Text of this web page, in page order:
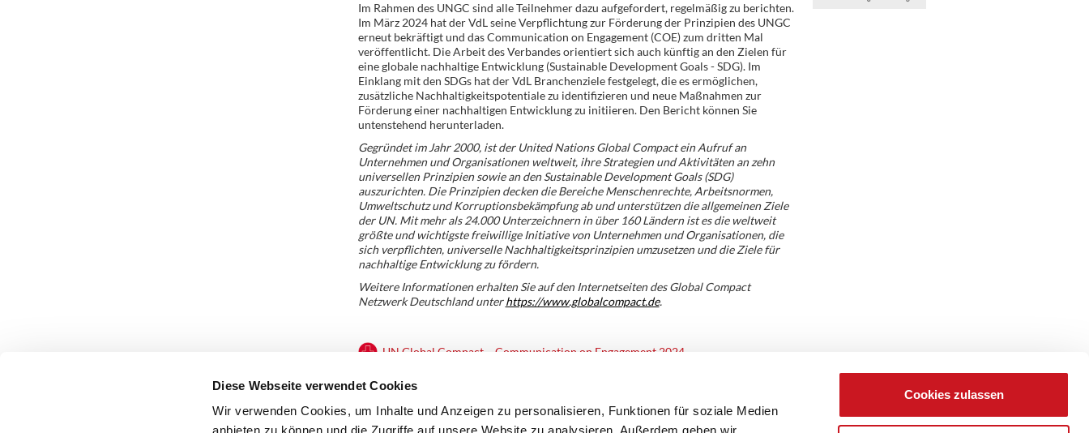
Diese Webseite verwendet Cookies
Wir verwenden Cookies, um Inhalte und Anzeigen zu personalisieren, Funktionen für soziale Medien
Cookies zulassen
Im Rahmen des UNGC sind alle Teilnehmer dazu aufgefordert, regelmäßig zu berichten.
Im März 2024 hat der VdL seine Verpflichtung zur Förderung der Prinzipien des UNGC
erneut bekräftigt und das Communication on Engagement (COE) zum dritten Mal
veröffentlicht. Die Arbeit des Verbandes orientiert sich auch künftig an den Zielen für
eine globale nachhaltige Entwicklung (Sustainable Development Goals - SDG). Im
Einklang mit den SDGs hat der VdL Branchenziele festgelegt, die es ermöglichen,
zusätzliche Nachhaltigkeitspotentiale zu identifizieren und neue Maßnahmen zur
Förderung einer nachhaltigen Entwicklung zu initiieren. Den Bericht können Sie
untenstehend herunterladen.
Gegründet im Jahr 2000, ist der United Nations Global Compact ein Aufruf an
Unternehmen und Organisationen weltweit, ihre Strategien und Aktivitäten an zehn
universellen Prinzipien sowie an den Sustainable Development Goals (SDG)
auszurichten. Die Prinzipien decken die Bereiche Menschenrechte, Arbeitsnormen,
Umweltschutz und Korruptionsbekämpfung ab und unterstützen die allgemeinen Ziele
der UN. Mit mehr als 24.000 Unterzeichnern in über 160 Ländern ist es die weltweit
größte und wichtigste freiwillige Initiative von Unternehmen und Organisationen, die
sich verpflichten, universelle Nachhaltigkeitsprinzipien umzusetzen und die Ziele für
nachhaltige Entwicklung zu fördern.
Weitere Informationen erhalten Sie auf den Internetseiten des Global Compact
Netzwerk Deutschland unterhttps://www.globalcompact.de.
UN Global Compact – Communication on Engagement 2024
Zurück